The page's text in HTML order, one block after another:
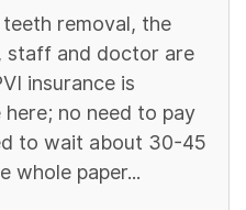
removal, the
staff and doctor are
insurance is
no need to pay
to wait about 30-45
whole paper...